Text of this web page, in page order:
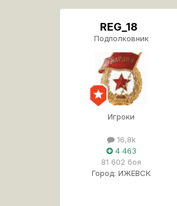
REG_18
Подполковник
Игроки
16,8k
4 463
81 602 боя
Город: ИЖЕВСК